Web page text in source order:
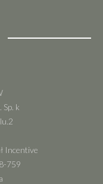
Sp. k
Incentive
759